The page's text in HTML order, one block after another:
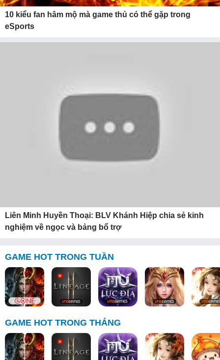
10 kiểu fan hâm mộ mà game thủ có thể gặp trong
eSports
Liên Minh Huyền Thoại: BLV Khánh Hiệp chia sẻ kinh
nghiệm về ngọc và bảng bổ trợ
GAME HOT TRONG TUẦN
GAME HOT TRONG THÁNG